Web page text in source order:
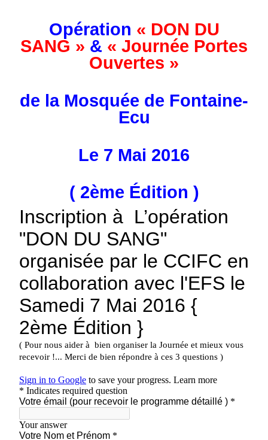
Opération « DON DU
SANG » & « Journée Portes
Ouvertes »
de la Mosquée de Fontaine-
Ecu
Le 7 Mai 2016
( 2ème Édition )